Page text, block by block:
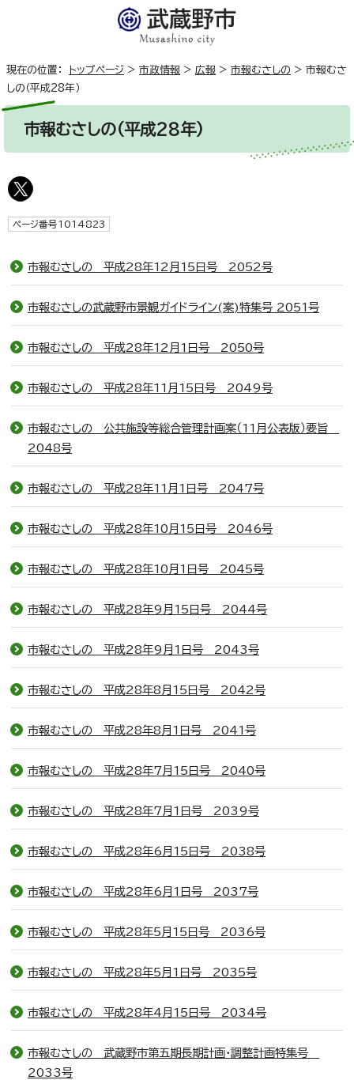
現在の位置： トップページ > 市政情報 > 広報 > 市報むさしの > 市報むさ
しの（平成28年）
市報むさしの（平成28年）
ページ番号1014823
市報むさしの 平成28年12月15日号 2052号
市報むさしの武蔵野市景観ガイドライン(案)特集号 2051号
市報むさしの 平成28年12月1日号 2050号
市報むさしの 平成28年11月15日号 2049号
市報むさしの 公共施設等総合管理計画案（11月公表版）要旨
2048号
市報むさしの 平成28年11月1日号 2047号
市報むさしの 平成28年10月15日号 2046号
市報むさしの 平成28年10月1日号 2045号
市報むさしの 平成28年9月15日号 2044号
市報むさしの 平成28年9月1日号 2043号
市報むさしの 平成28年8月15日号 2042号
市報むさしの 平成28年8月1日号 2041号
市報むさしの 平成28年7月15日号 2040号
市報むさしの 平成28年7月1日号 2039号
市報むさしの 平成28年6月15日号 2038号
市報むさしの 平成28年6月1日号 2037号
市報むさしの 平成28年5月15日号 2036号
市報むさしの 平成28年5月1日号 2035号
市報むさしの 平成28年4月15日号 2034号
市報むさしの 武蔵野市第五期長期計画・調整計画特集号
2033号